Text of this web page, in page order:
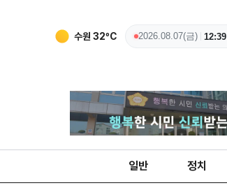
수원 32ºC 2026.08.07(금) 12:39
일반 정치